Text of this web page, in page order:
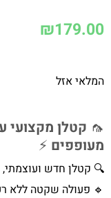
₪179.00
המלאי אזל
🦟 קטלן מקצועי
מעופפים ⚡
🔍 קטלן חדש ועוצמתי,
🔹 פעולה שקטה ללא